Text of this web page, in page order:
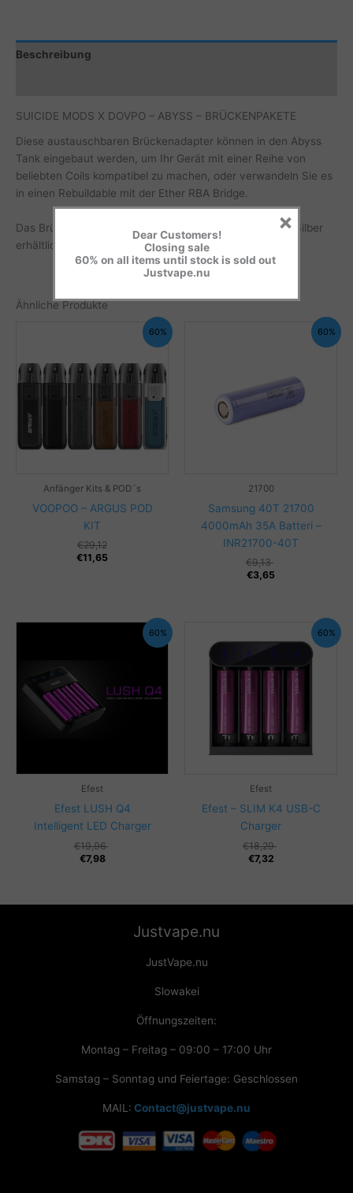
Beschreibung
SUICIDE MODS X DOVPO – ABYSS – BRÜCKENPAKETE
Diese austauschbaren Brückenadapter können in den Abyss
Tank eingebaut werden, um Ihr Gerät mit einer Reihe von
beliebten Coils kompatibel zu machen, oder verwandeln Sie es
in einen Rebuildable mit der Ether RBA Bridge.
Das Brückenpaket ist in den zwei Farben Schwarz und Silber
erhältlich.
Ähnliche Produkte
60%
Anfänger Kits & POD´s
VOOPOO – ARGUS POD
KIT
€29,12
€11,65
60%
21700
Samsung 40T 21700
4000mAh 35A Batteri –
INR21700-40T
€9,13
€3,65
60%
Efest
Efest LUSH Q4
Intelligent LED Charger
€19,96
€7,98
60%
Efest
Efest – SLIM K4 USB-C
Charger
€18,29
€7,32
Justvape.nu
JustVape.nu
Slowakei
Öffnungszeiten:
Montag – Freitag – 09:00 – 17:00 Uhr
Samstag – Sonntag und Feiertage: Geschlossen
MAIL: Contact@justvape.nu
Dear Customers!
Closing sale
60% on all items until stock is sold out
Justvape.nu
×